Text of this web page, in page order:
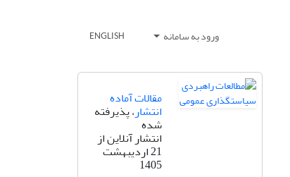
ورود به سامانه ENGLISH
مقالات آماده
انتشار، پذیرفته
شده
انتشار آنلاین از
21 اردیبهشت
1405